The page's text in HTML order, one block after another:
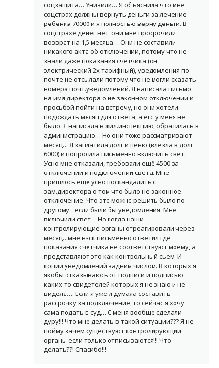
соцзащита… Унизили… Я объяснила что мне
соцстрах должны вернуть деньги за лечение
ребёнка 70000 и я полностью верну деньги. В
соцстрахе денег нет, они мне просрочили
возврат на 1,5 месяца… Они не составили
никакого акта об отключении, потому что не
знали даже показания счётчика (он
электрический 2х тарифный), уведомления по
почте не отсылали потому что не могли сказать
номера почт.уведомлений. Я написала письмо
на имя директора о не законном отключении и
просьбой пойти на встречу, но они хотели
подождать месяц для ответа, а его у меня не
было. Я написала в жил.инспекцию, обратилась в
администрацию… Но они тоже рассматривают
месяц… Я заплатила долг и пеню (влезла в долг
6000) и попросила письменно включить свет.
Усно мне отказали, требовали ещё 4500 за
отключении и подключении света. Мне
пришлось ещё усно поскандалить с
зам.директора о том что было не законное
отключение. Что это можно решить было по
другому…если были бы уведомления. Мне
включили свет… Но когда наши
контролирующие органы отреагировали через
месяц…мне нэск письменно ответил где
показания счетчика не соответствуют моему, а
представляют это как контрольный сьем. И
копии уведомлений задним числом. В которых я
якобы отказываюсь от подписи и подписью
каких-то свидетелей которых я не знаю и не
видела…. Если я уже и думала составить
рассрочку за подключение, то сейчас я хочу
сама подать в суд… С меня вообще сделали
дуру!!! Что мне делать в такой ситуации??? Я не
пойму зачем существуют контролирующии
органы если только отписываются!!! Что
делать??! Спасибо!!!